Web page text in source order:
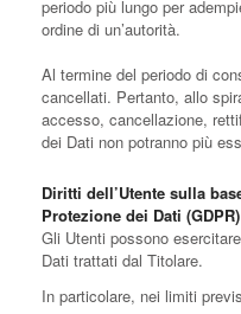
periodo più lungo per
ordine di un’autorità.
Al termine del periodo di
cancellati. Pertanto, allo
accesso, cancellazione,
dei Dati non potranno più
Diritti dell’Utente sulla
Protezione dei Dati (GDPR)
Gli Utenti possono
Dati trattati dal Titolare.
In particolare, nei limiti